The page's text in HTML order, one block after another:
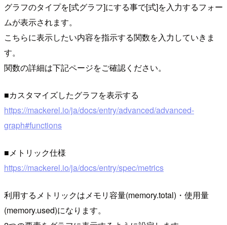
グラフのタイプを[式グラフ]にする事で[式]を入力するフォー
ムが表示されます。
こちらに表示したい内容を指示する関数を入力していきま
す。
関数の詳細は下記ページをご確認ください。
■カスタマイズしたグラフを表示する
https://mackerel.io/ja/docs/entry/advanced/advanced-
graph#functions
■メトリック仕様
https://mackerel.io/ja/docs/entry/spec/metrics
利用するメトリックはメモリ容量(memory.total)・使用量
(memory.used)になります。